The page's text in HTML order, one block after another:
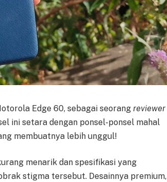
Edge 60, sebagai seorang reviewer
ini setara dengan ponsel-ponsel mahal
membuatnya lebih unggul!
menarik dan spesifikasi yang
stigma tersebut. Desainnya premium,